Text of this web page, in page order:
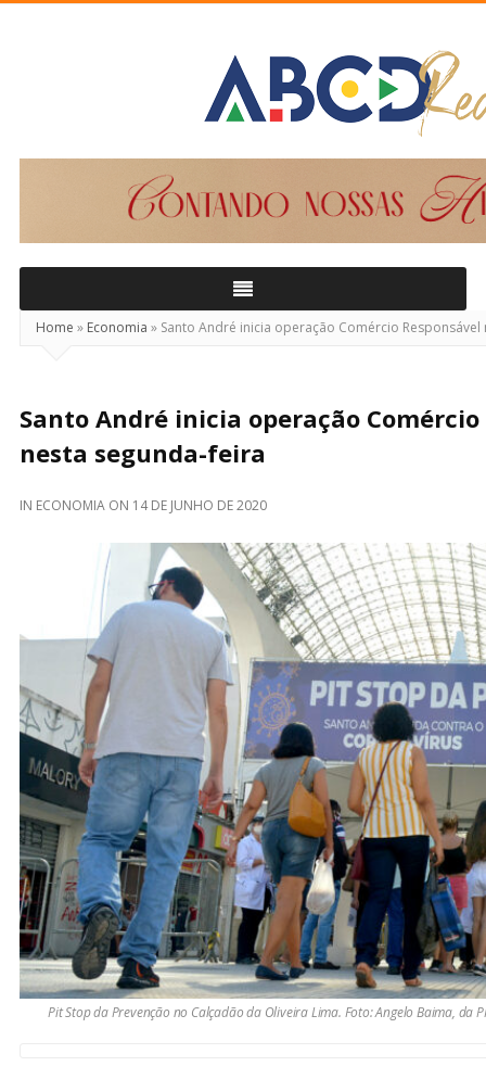
Home » Economia » Santo André inicia operação Comércio
Santo André inicia operação Comércio
nesta segunda-feira
IN ECONOMIA ON 14 DE JUNHO DE 2020
Pit Stop da Prevenção no Calçadão da Oliveira Lima. Foto: Angelo Baima, da